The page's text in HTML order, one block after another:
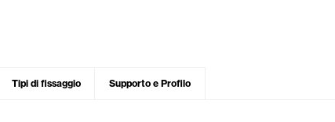
Tipi di fissaggio Supporto e Profilo